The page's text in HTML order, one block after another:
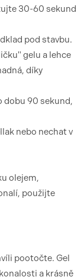
30-60 sekund
pod stavbu.
gelu a lehce
díky
dobu 90 sekund,
nebo nechat v
olejem,
použijte
pootočte. Gel
a krásně